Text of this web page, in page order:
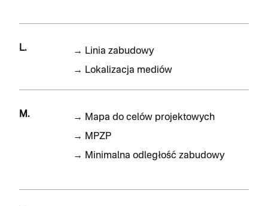
L. → Linia zabudowy
→ Lokalizacja mediów
M. → Mapa do celów projektowych
→ MPZP
→ Minimalna odległość zabudowy